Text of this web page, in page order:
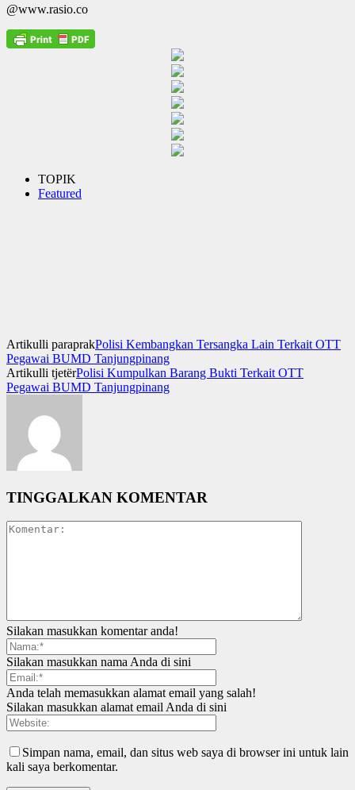
@www.rasio.co
TOPIK
Featured
Artikulli paraprakPolisi Kembangkan Tersangka Lain Terkait OTT
Pegawai BUMD Tanjungpinang
Artikulli tjetërPolisi Kumpulkan Barang Bukti Terkait OTT
Pegawai BUMD Tanjungpinang
TINGGALKAN KOMENTAR
Silakan masukkan komentar anda!
Silakan masukkan nama Anda di sini
Anda telah memasukkan alamat email yang salah!
Silakan masukkan alamat email Anda di sini
Simpan nama, email, dan situs web saya di browser ini untuk lain
kali saya berkomentar.